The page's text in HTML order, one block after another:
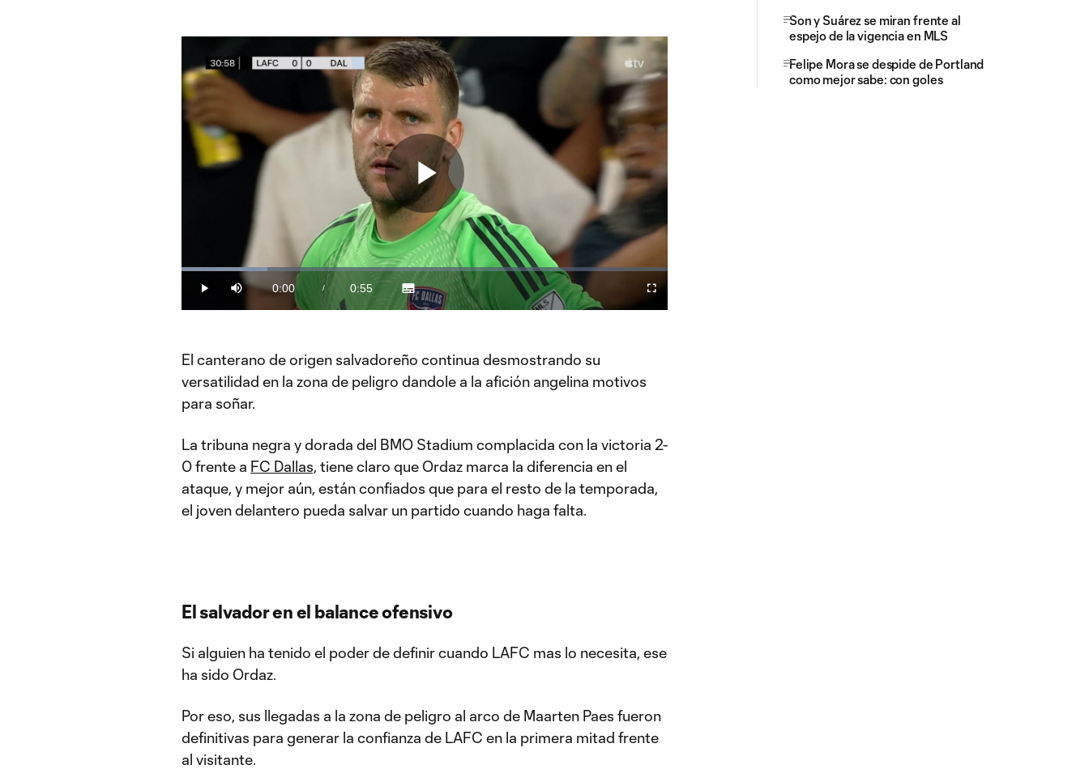
Play
Video
Play Mute
Current
Time
0:00 /
Duration
0:55
Loaded:
17.70%
Subtitles
Fullscreen
Chromecast
El canterano de origen salvadoreño continua desmostrando su
versatilidad en la zona de peligro dandole a la afición angelina motivos
para soñar.
La tribuna negra y dorada del BMO Stadium complacida con la victoria 2-
0 frente a FC Dallas, tiene claro que Ordaz marca la diferencia en el
ataque, y mejor aún, están confiados que para el resto de la temporada,
el joven delantero pueda salvar un partido cuando haga falta.
El salvador en el balance ofensivo
Si alguien ha tenido el poder de definir cuando LAFC mas lo necesita, ese
ha sido Ordaz.
Por eso, sus llegadas a la zona de peligro al arco de Maarten Paes fueron
definitivas para generar la confianza de LAFC en la primera mitad frente
al visitante.
Son y Suárez se miran frente al
espejo de la vigencia en MLS
Felipe Mora se despide de Portland
como mejor sabe: con goles